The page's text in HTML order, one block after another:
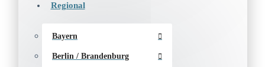
Regional
Bayern
Berlin / Brandenburg